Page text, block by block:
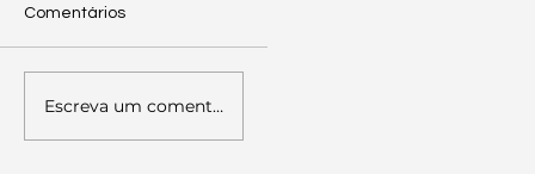
Oficinas de Trabalho
Comentários
Escreva um comentário